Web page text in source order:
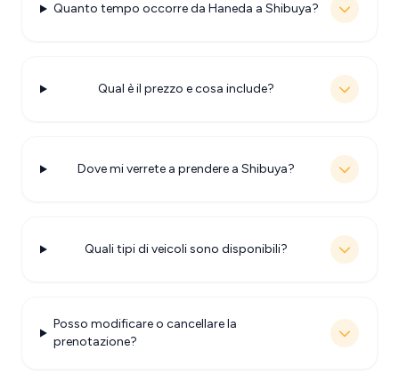
Quanto tempo occorre da Haneda a Shibuya?
Qual è il prezzo e cosa include?
Dove mi verrete a prendere a Shibuya?
Quali tipi di veicoli sono disponibili?
Posso modificare o cancellare la
prenotazione?